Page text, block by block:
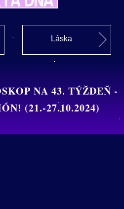
Láska
NA 43. TÝŽDEŇ -
(21.-27.10.2024)